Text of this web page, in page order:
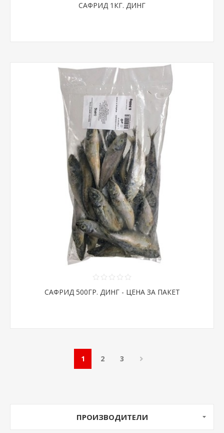
САФРИД 1КГ. ДИНГ
САФРИД 500ГР. ДИНГ - ЦЕНА ЗА ПАКЕТ
1 2 3
ПРОИЗВОДИТЕЛИ